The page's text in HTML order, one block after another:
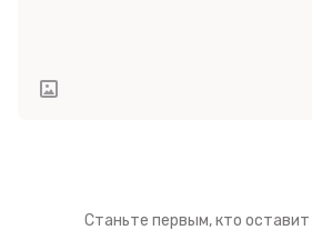
Станьте первым, кто